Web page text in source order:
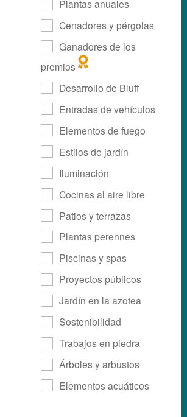
Plantas anuales
Cenadores y pérgolas
Ganadores de los
premios
Desarrollo de Bluff
Entradas de vehículos
Elementos de fuego
Estilos de jardín
Iluminación
Cocinas al aire libre
Patios y terrazas
Plantas perennes
Piscinas y spas
Proyectos públicos
Jardín en la azotea
Sostenibilidad
Trabajos en piedra
Árboles y arbustos
Elementos acuáticos